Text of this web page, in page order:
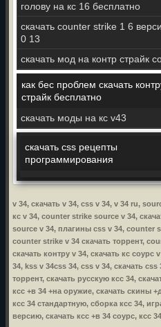
голову на кс 16 бесплатно
скачать counter strike 1 6
0 13
скачать мод на контр страйк
как бес проблем скачать
страйк бесплатно
скачать моды на кс v43
скачать css рецепты
программирования
v 34, скачать v 34, css v 34, v 34 ru,
кс v 34, counter strike source v 34,
source v 34, плагины css v 34, counter
counter strike v 34 скачать торрент,
скачать контру v 34, скачать кс
34, kss v 34css 34, css v 34, скачать css
торрент, скачать русскую ксс 34,
ксс +в 34 +на оружие, скачать скины
ксс 34 стандартную, сборка ксс 34,
версию, скачать ксс +в 34 соурс, ксс 34